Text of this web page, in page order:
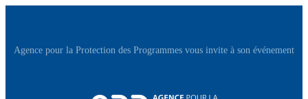
Agence pour la Protection des Programmes vous invite à son événement